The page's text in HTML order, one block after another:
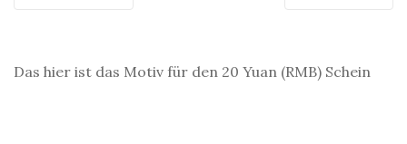
Das hier ist das Motiv für den 20 Yuan (RMB) Schein